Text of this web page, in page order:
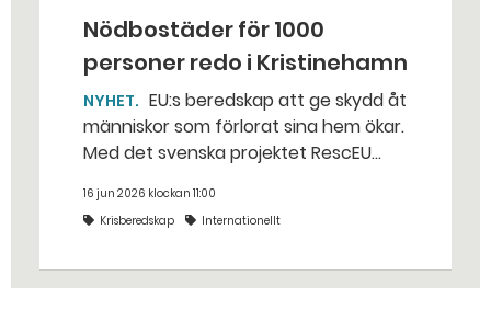
Nödbostäder för 1000
personer redo i Kristinehamn
NYHET
människor som förlorat sina hem ökar.
Med det svenska projektet RescEU
sätta upp tillfälligt boende för över
1000 personer – med ovanligt hög
16 jun 2026 klockan 11:00
Krisberedskap
Internationellt